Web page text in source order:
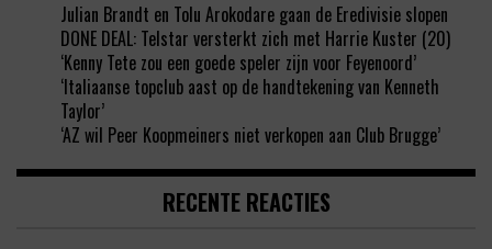
Julian Brandt en Tolu Arokodare gaan de Eredivisie slopen
DONE DEAL: Telstar versterkt zich met Harrie Kuster (20)
‘Kenny Tete zou een goede speler zijn voor Feyenoord’
‘Italiaanse topclub aast op de handtekening van Kenneth
Taylor’
‘AZ wil Peer Koopmeiners niet verkopen aan Club Brugge’
RECENTE REACTIES